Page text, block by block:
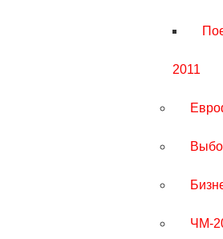
2011
ЧМ-